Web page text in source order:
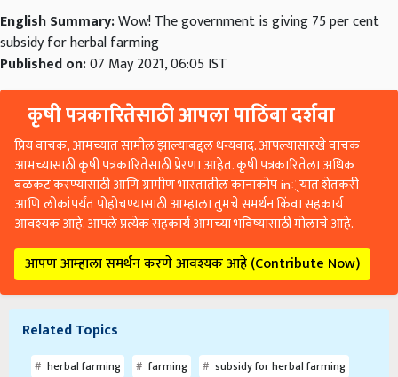
English Summary:Wow! The government is giving 75 per cent
subsidy for herbal farming
Published on:07 May 2021, 06:05 IST
कृषी पत्रकारितेसाठी आपला पाठिंबा दर्शवा
प्रिय वाचक, आमच्यात सामील झाल्याबद्दल धन्यवाद. आपल्यासारखे वाचक
आमच्यासाठी कृषी पत्रकारितेसाठी प्रेरणा आहेत. कृषी पत्रकारितेला अधिक
बळकट करण्यासाठी आणि ग्रामीण भारतातील कानाकोप in्यात शेतकरी
आणि लोकांपर्यंत पोहोचण्यासाठी आम्हाला तुमचे समर्थन किंवा सहकार्य
आवश्यक आहे. आपले प्रत्येक सहकार्य आमच्या भविष्यासाठी मोलाचे आहे.
आपण आम्हाला समर्थन करणे आवश्यक आहे (Contribute Now)
Related Topics
herbal farming farming
subsidy for herbal farming